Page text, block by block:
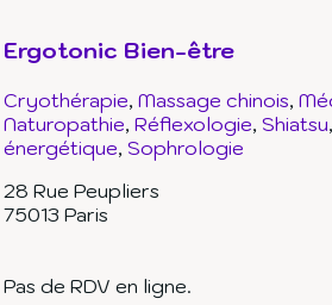
Ergotonic Bien-être
Cryothérapie Massage chinois
Naturopathie Réflexologie Shiatsu
énergétique Sophrologie
28 Rue Peupliers
75013 Paris
Pas de RDV en ligne.